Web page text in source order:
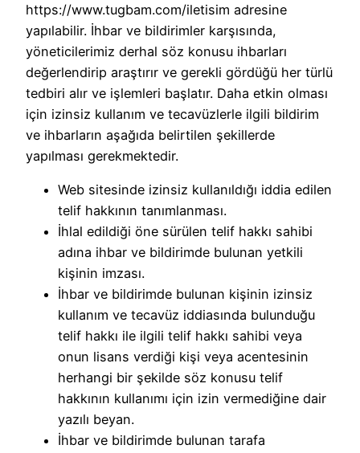
https://www.tugbam.com/iletisim adresine
yapılabilir. İhbar ve bildirimler karşısında,
yöneticilerimiz derhal söz konusu ihbarları
değerlendirip araştırır ve gerekli gördüğü her türlü
tedbiri alır ve işlemleri başlatır. Daha etkin olması
için izinsiz kullanım ve tecavüzlerle ilgili bildirim
ve ihbarların aşağıda belirtilen şekillerde
yapılması gerekmektedir.
Web sitesinde izinsiz kullanıldığı iddia edilen
telif hakkının tanımlanması.
İhlal edildiği öne sürülen telif hakkı sahibi
adına ihbar ve bildirimde bulunan yetkili
kişinin imzası.
İhbar ve bildirimde bulunan kişinin izinsiz
kullanım ve tecavüz iddiasında bulunduğu
telif hakkı ile ilgili telif hakkı sahibi veya
onun lisans verdiği kişi veya acentesinin
herhangi bir şekilde söz konusu telif
hakkının kullanımı için izin vermediğine dair
yazılı beyan.
İhbar ve bildirimde bulunan tarafa